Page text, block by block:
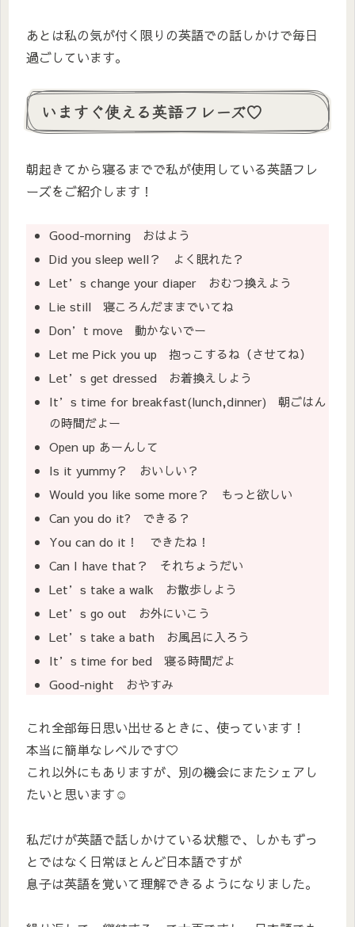
あとは私の気が付く限りの英語での話しかけで毎日
過ごしています。
いますぐ使える英語フレーズ♡
朝起きてから寝るまでで私が使用している英語フレ
ーズをご紹介します！
Good-morning おはよう
Did you sleep well？ よく眠れた？
Let’s change your diaper おむつ換えよう
Lie still 寝ころんだままでいてね
Don’t move 動かないでー
Let me Pick you up 抱っこするね（させてね）
Let’s get dressed お着換えしよう
It’s time for breakfast(lunch,dinner) 朝ごはん
の時間だよー
Open up あーんして
Is it yummy？ おいしい？
Would you like some more？ もっと欲しい
Can you do it? できる？
You can do it！ できたね！
Can I have that？ それちょうだい
Let’s take a walk お散歩しよう
Let’s go out お外にいこう
Let’s take a bath お風呂に入ろう
It’s time for bed 寝る時間だよ
Good-night おやすみ
これ全部毎日思い出せるときに、使っています！
本当に簡単なレベルです♡
これ以外にもありますが、別の機会にまたシェアし
たいと思います☺
私だけが英語で話しかけている状態で、しかもずっ
とではなく日常ほとんど日本語ですが
息子は英語を覚いて理解できるようになりました。